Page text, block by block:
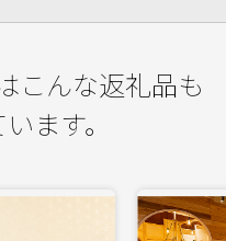
こんな返礼品も
ます。